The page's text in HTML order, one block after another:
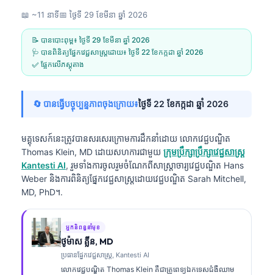
📖 ~11 នាទី📅 ថ្ងៃទី 29 ខែមីនា ឆ្នាំ 2026
📝 បានបោះពុម្ព៖ ថ្ងៃទី 29 ខែមីនា ឆ្នាំ 2026
🩺 បានពិនិត្យផ្នែកវេជ្ជសាស្ត្រដោយ៖ ថ្ងៃទី 22 ខែកក្កដា ឆ្នាំ 2026
✅ ផ្អែកលើភស្តុតាង
🔄 បានធ្វើបច្ចុប្បន្នភាពចុងក្រោយ៖ថ្ងៃទី 22 ខែកក្កដា ឆ្នាំ 2026
មគ្គុទេសក៍នេះត្រូវបានសរសេរក្រោមការដឹកនាំដោយ លោកវេជ្ជបណ្ឌិត
Thomas Klein, MD ដោយសហការជាមួយ ក្រុមប្រឹក្សាប្រឹក្សាវេជ្ជសាស្ត្រ
Kantesti AI, រួមទាំងការចូលរួមចំណែកពីសាស្ត្រាចារ្យវេជ្ជបណ្ឌិត Hans
Weber និងការពិនិត្យផ្នែកវេជ្ជសាស្ត្រដោយវេជ្ជបណ្ឌិត Sarah Mitchell,
MD, PhD។.
អ្នកនិពន្ធនាំមុខ
ថូម៉ាស គ្លីន, MD
ប្រធានផ្នែកវេជ្ជសាស្ត្រ, Kantesti AI
លោកវេជ្ជបណ្ឌិត Thomas Klein គឺជាគ្រូពេទ្យឯកទេសជំងឺឈាម